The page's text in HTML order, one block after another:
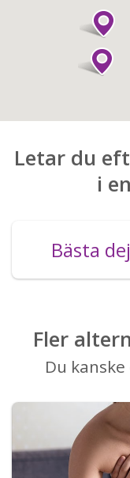
Letar du
i
Bästa
Fler
Du